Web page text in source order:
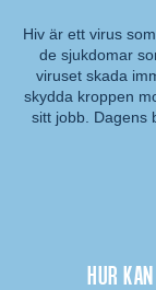
Hiv är ett virus
de sjukdomar
viruset skada
skydda kroppen
sitt jobb. Dagens
Hur